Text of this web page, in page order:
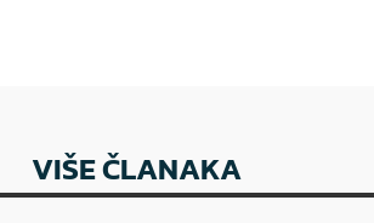
VIŠE ČLANAKA